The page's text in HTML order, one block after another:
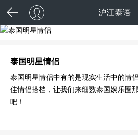
沪江泰语
泰国明星
泰国明星情侣
泰国明星情侣中有的是现实生活中的情
佳情侣搭档，让我们来细数泰国娱乐圈
吧！